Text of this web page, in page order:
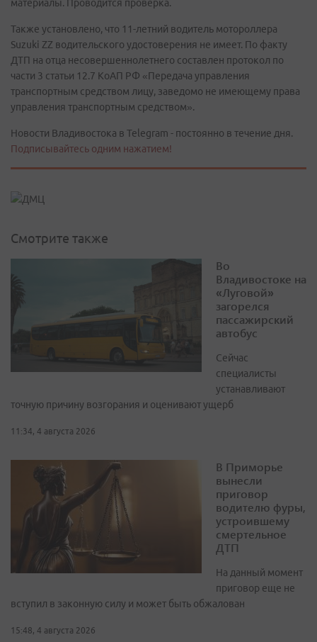
материалы. Проводится проверка.
Также установлено, что 11-летний водитель мотороллера
Suzuki ZZ водительского удостоверения не имеет. По факту
ДТП на отца несовершеннолетнего составлен протокол по
части 3 статьи 12.7 КоАП РФ «Передача управления
транспортным средством лицу, заведомо не имеющему права
управления транспортным средством».
Новости Владивостока в Telegram - постоянно в течение дня.
Подписывайтесь одним нажатием!
Смотрите также
Во
Владивостоке на
«Луговой»
загорелся
пассажирский
автобус
Сейчас
специалисты
устанавливают
точную причину возгорания и оценивают ущерб
11:34, 4 августа 2026
В Приморье
вынесли
приговор
водителю фуры,
устроившему
смертельное
ДТП
На данный момент
приговор еще не
вступил в законную силу и может быть обжалован
15:48, 4 августа 2026